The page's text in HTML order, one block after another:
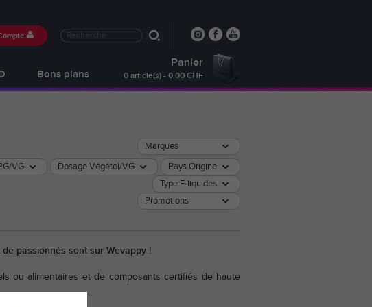
Bons plans
Panier
0 article(s) - 0,00 CHF
Marques
VG Dosage Végétol/VG
Pays Origine
Type E-liquides
Promotions
passionnés sont sur Wevappy !
ou alimentaires et de composants certifiés de haute